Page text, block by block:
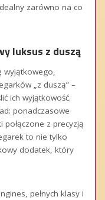
zarówno na co
luksus z duszą
wyjątkowego,
„z duszą” –
ich wyjątkowość.
ponadczasowe
z precyzją
to nie tylko
dodatek, który
pełnych klasy i